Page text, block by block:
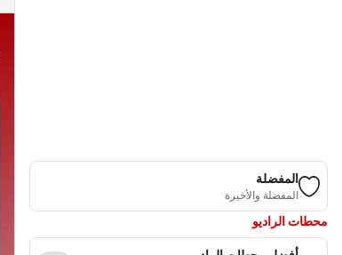
المفضلة
المفضلة والأخيرة
محطات الراديو